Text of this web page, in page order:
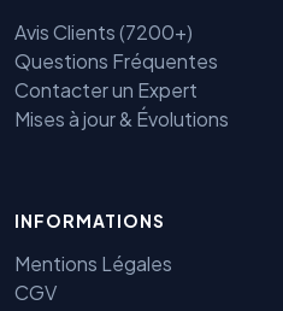
Avis Clients (7200+)
Questions Fréquentes
Contacter un Expert
Mises à jour & Évolutions
INFORMATIONS
Mentions Légales
CGV